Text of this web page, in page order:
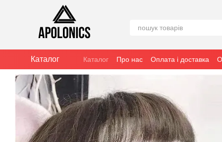
Перейти к основному контенту
Каталог Каталог Про нас Оплата і доставка